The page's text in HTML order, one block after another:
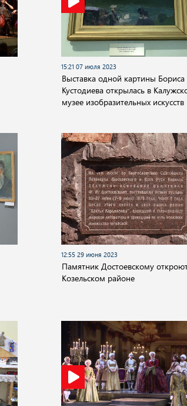
15:21 07 июля 2023
Выставка одной картины Бориса
Кустодиева открылась в
музее изобразительных искусств
12:55 29 июня 2023
Памятник Достоевскому
Козельском районе